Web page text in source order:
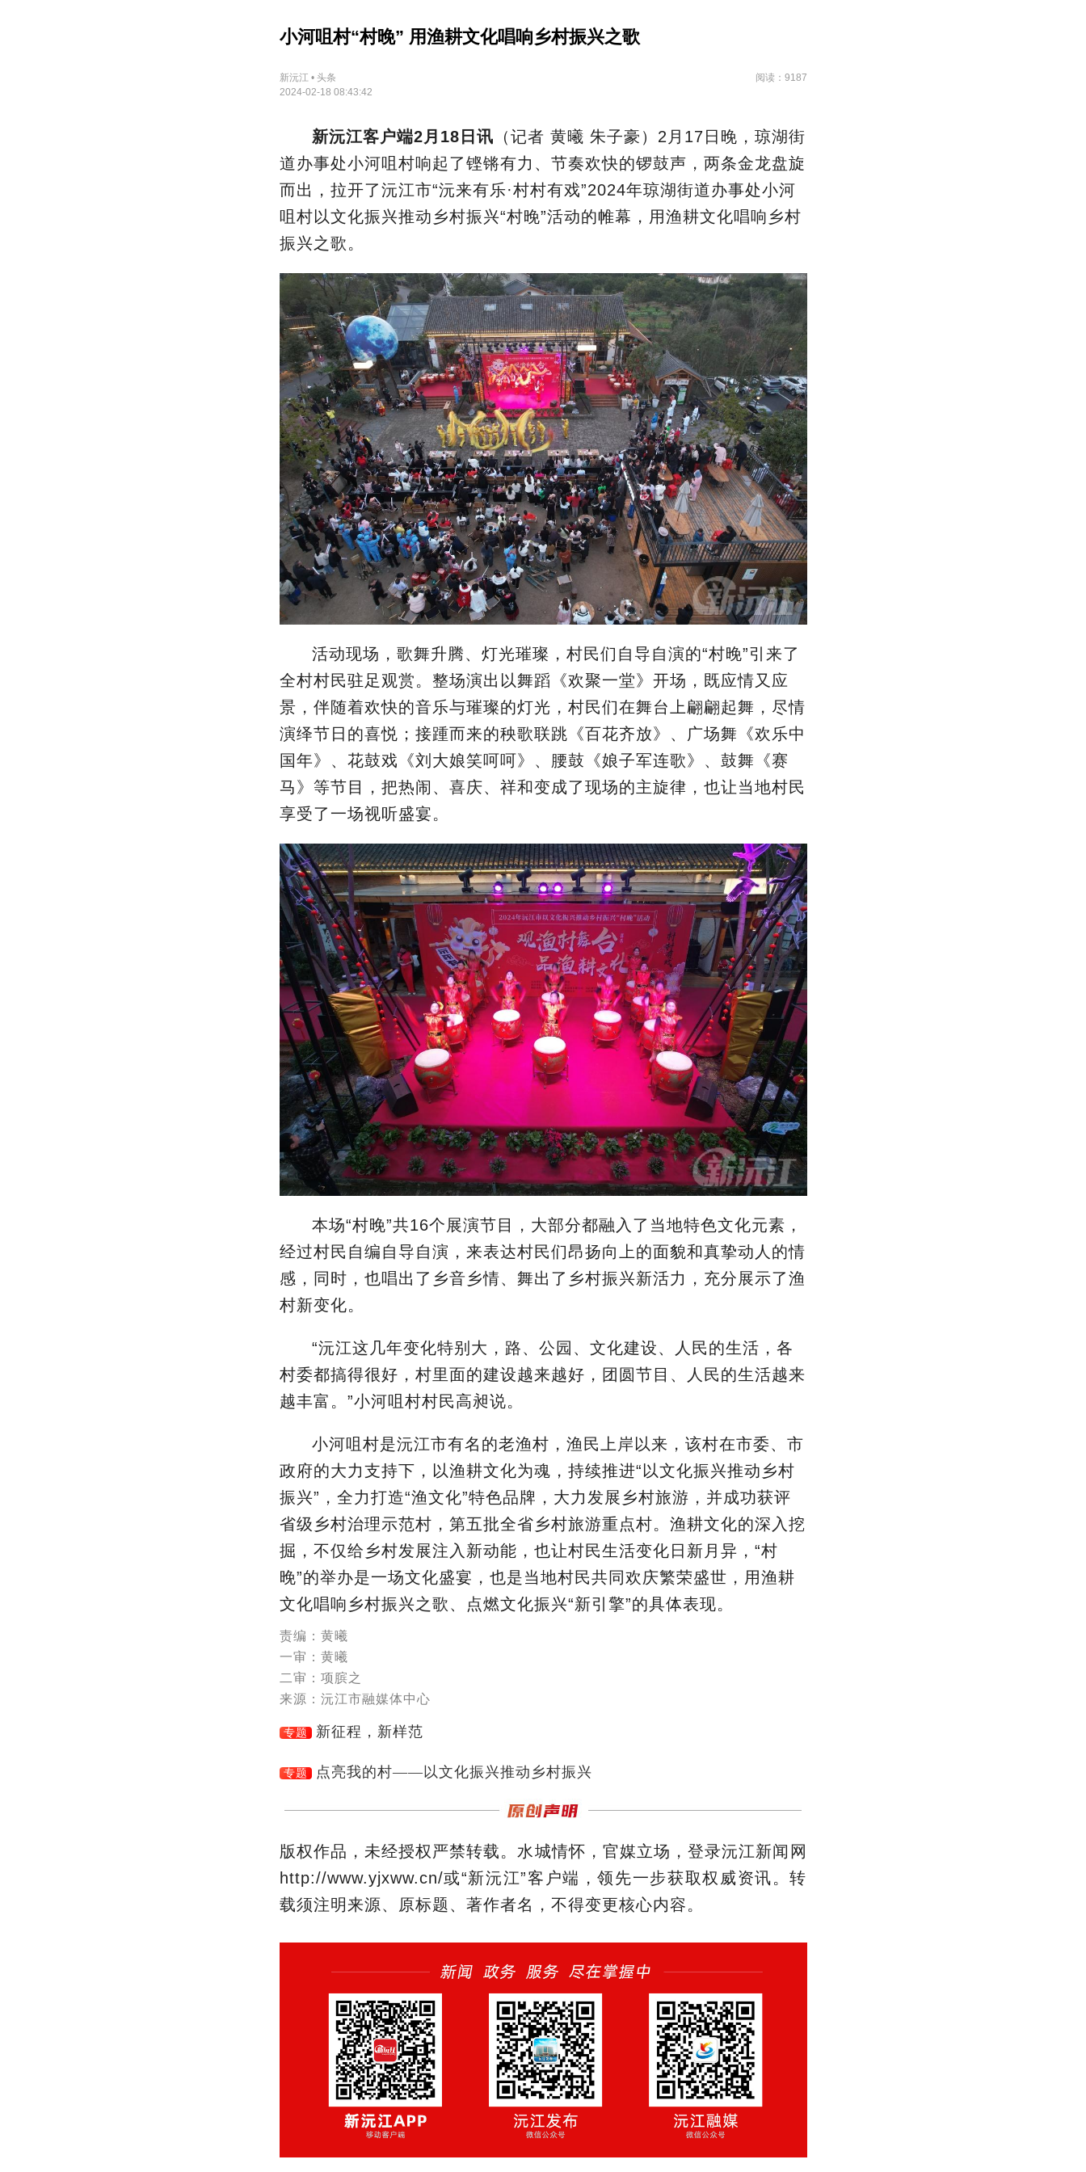
小河咀村“村晚” 用渔耕文化唱响乡村振兴之歌
新沅江 • 头条
阅读：9187
2024-02-18 08:43:42
新沅江客户端2月18日讯 （记者 黄曦 朱子豪）2月17日晚，琼湖街
道办事处小河咀村响起了铿锵有力、节奏欢快的锣鼓声，两条金龙盘旋
而出，拉开了沅江市“沅来有乐·村村有戏”2024年琼湖街道办事处小河
咀村以文化振兴推动乡村振兴“村晚”活动的帷幕，用渔耕文化唱响乡村
振兴之歌。
活动现场，歌舞升腾、灯光璀璨，村民们自导自演的“村晚”引来了
全村村民驻足观赏。整场演出以舞蹈《欢聚一堂》开场，既应情又应
景，伴随着欢快的音乐与璀璨的灯光，村民们在舞台上翩翩起舞，尽情
演绎节日的喜悦；接踵而来的秧歌联跳《百花齐放》、广场舞《欢乐中
国年》、花鼓戏《刘大娘笑呵呵》、腰鼓《娘子军连歌》、鼓舞《赛
马》等节目，把热闹、喜庆、祥和变成了现场的主旋律，也让当地村民
享受了一场视听盛宴。
本场“村晚”共16个展演节目，大部分都融入了当地特色文化元素，
经过村民自编自导自演，来表达村民们昂扬向上的面貌和真挚动人的情
感，同时，也唱出了乡音乡情、舞出了乡村振兴新活力，充分展示了渔
村新变化。
“沅江这几年变化特别大，路、公园、文化建设、人民的生活，各
村委都搞得很好，村里面的建设越来越好，团圆节目、人民的生活越来
越丰富。”小河咀村村民高昶说。
小河咀村是沅江市有名的老渔村，渔民上岸以来，该村在市委、市
政府的大力支持下，以渔耕文化为魂，持续推进“以文化振兴推动乡村
振兴”，全力打造“渔文化”特色品牌，大力发展乡村旅游，并成功获评
省级乡村治理示范村，第五批全省乡村旅游重点村。渔耕文化的深入挖
掘，不仅给乡村发展注入新动能，也让村民生活变化日新月异，“村
晚”的举办是一场文化盛宴，也是当地村民共同欢庆繁荣盛世，用渔耕
文化唱响乡村振兴之歌、点燃文化振兴“新引擎”的具体表现。
责编：黄曦
一审：黄曦
二审：项膑之
来源：沅江市融媒体中心
专题 新征程，新样范
专题 点亮我的村——以文化振兴推动乡村振兴
版权作品，未经授权严禁转载。水城情怀，官媒立场，登录沅江新闻网
http://www.yjxww.cn/或“新沅江”客户端，领先一步获取权威资讯。转
载须注明来源、原标题、著作者名，不得变更核心内容。